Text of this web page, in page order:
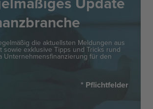
die aktuellsten Meldungen aus
sowie exklusive Tipps und Tricks rund
Unternehmensfinanzierung für den
* Pflichtfelder